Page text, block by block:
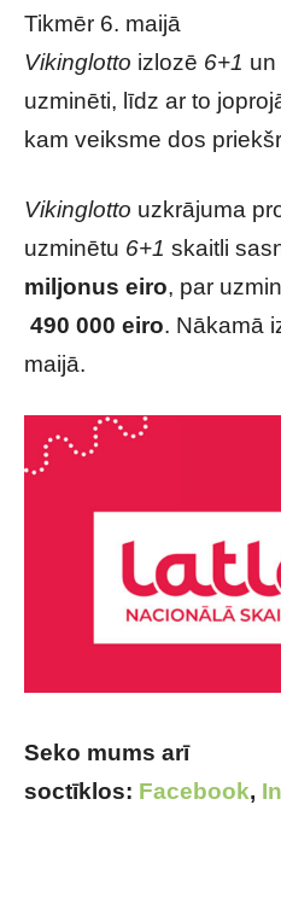
Tikmēr 6. maijā
Vikinglotto izlozē 6+1 un
uzminēti, līdz ar to
kam veiksme dos
Vikinglotto uzkrājuma
uzminētu 6+1 skaitli
miljonus eiro, par
490 000 eiro. Nākamā
maijā.
Seko mums arī
soctīklos: Facebook,